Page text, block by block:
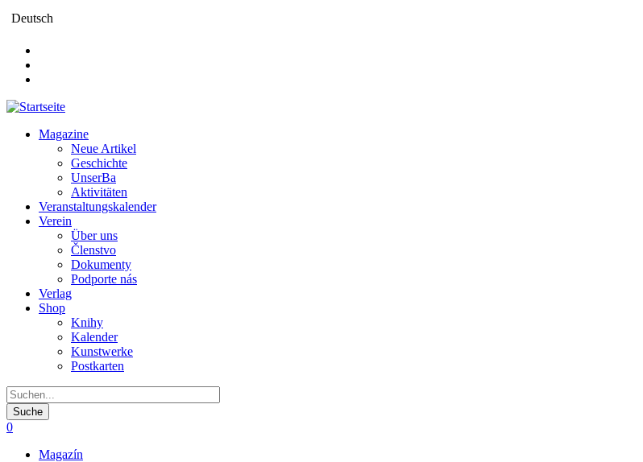
Direkt
Deutsch
navigation
Magazine
Neue Artikel
Geschichte
UnserBa
Aktivitäten
Veranstaltungskalender
Verein
Über uns
Členstvo
Dokumenty
Podporte nás
Verlag
Shop
Knihy
Kalender
Kunstwerke
Postkarten
0
Magazín